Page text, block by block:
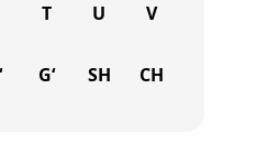
T U V
G‘ SH CH